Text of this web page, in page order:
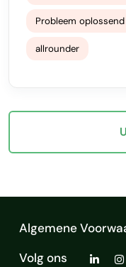
Probleem oplossend
allrounder
Algemene
Volg ons